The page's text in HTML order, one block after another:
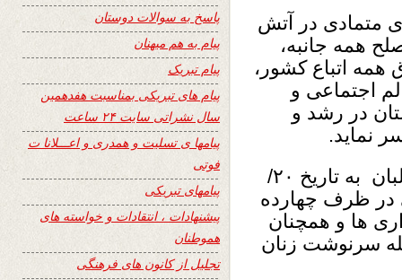
متمادی در آتش
همه جانبه،
همه اتباع کشور،
اجتماعی و
در رشد و
نماید.
با امضای توافقنامۀ صلح میان امریکا و طالبان به تاریخ ۲۰/
در ظرف چهارده
ها و همچنان
سرنوشت زنان
پاسخ به سوالات دوستان
پیام به هم میهنان
پیام تبریک
پیام های تبریکی بمناسبت هفدهمین
سال نشراتی سایت ۲۴ ساعت
پیامها ی تسلیت و همدری و اعـــلانا ت
فوتی
پیامهای تبریکی
پیشنهادات ، انتقادات و خواسته های
هموطنان
تجلیل از کانون های فرهنگی